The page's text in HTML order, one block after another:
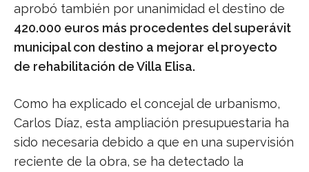
aprobó también por unanimidad el destino de
420.000 euros más procedentes del superávit
municipal con destino a mejorar el proyecto
de rehabilitación de Villa Elisa.
Como ha explicado el concejal de urbanismo,
Carlos Díaz, esta ampliación presupuestaria ha
sido necesaria debido a que en una supervisión
reciente de la obra, se ha detectado la